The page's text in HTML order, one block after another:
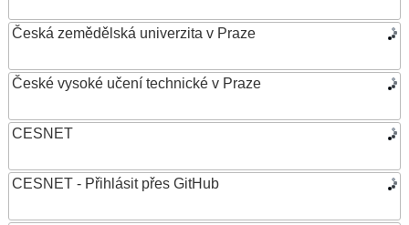
Česká zemědělská univerzita v Praze
České vysoké učení technické v Praze
CESNET
CESNET - Přihlásit přes GitHub